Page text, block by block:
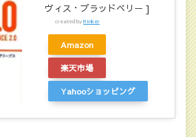
ヴィス・ブラッドベリー ]
created byRinker
Amazon
楽天市場
Yahooショッピング